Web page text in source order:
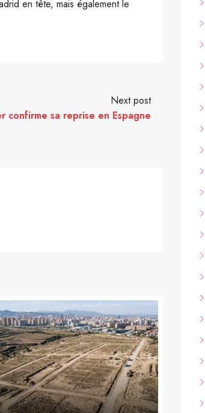
en tête, mais également le
Next post
confirme sa reprise en Espagne